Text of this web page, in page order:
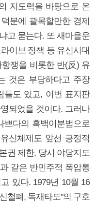
지도력을 바탕으로 온
분에 괄목할만한 경제
고 묻는다. 또 새마을운
이브 정책 등 유신시대
쟁을 비롯한 반(反) 유
것은 부당하다고 주장
들도 있고, 이번 표지판
되었을 것이다. 그러나
다의 흑백이분법으로
신체제도 앞선 긍정적
권 제한, 당시 야당지도
같은 반민주적 폭압통
있다. 1979년 10월 16
철폐, 독재타도"의 구호